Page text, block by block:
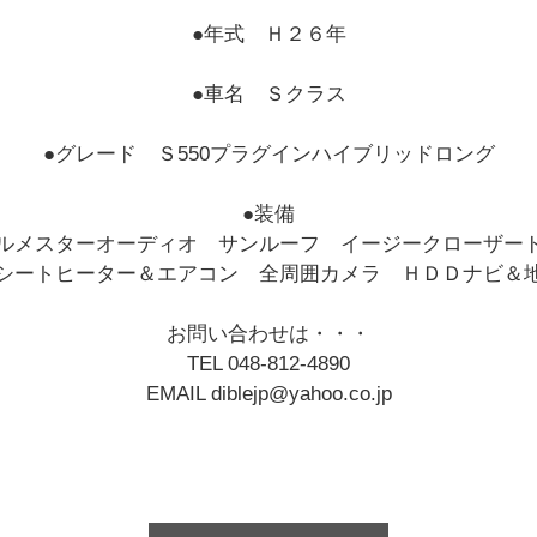
●年式 Ｈ２６年
●車名 Ｓクラス
●グレード Ｓ550プラグインハイブリッドロング
●装備
メスターオーディオ サンルーフ イージークローザー
ートヒーター＆エアコン 全周囲カメラ ＨＤＤナビ＆
お問い合わせは・・・
TEL 048-812-4890
EMAIL diblejp@yahoo.co.jp